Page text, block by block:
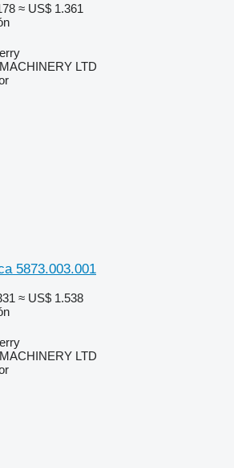
≈ US$ 1.361
LTD
5873.003.001
≈ US$ 1.538
LTD